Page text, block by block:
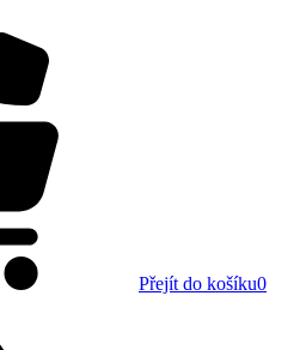
Přejít do košíku0